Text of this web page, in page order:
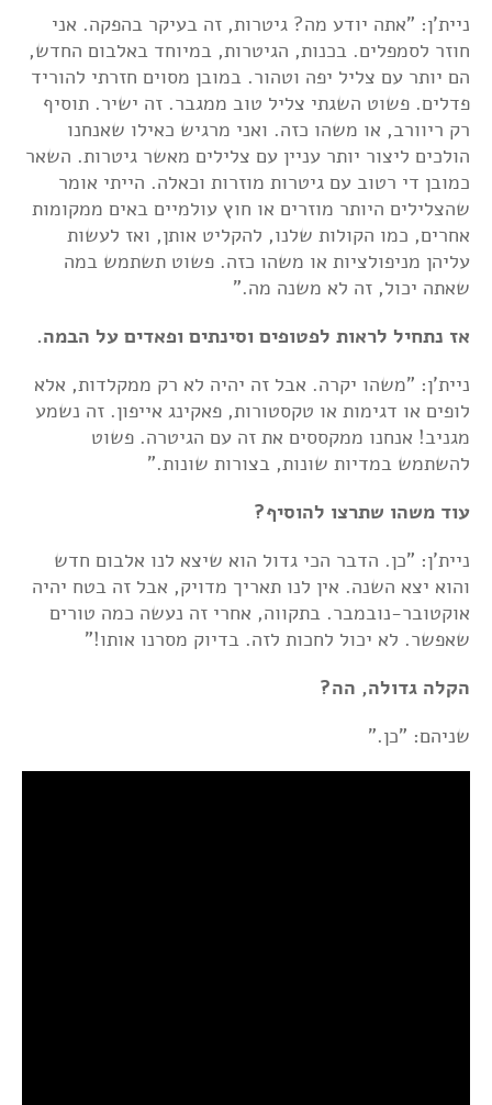
ניית'ן: "אתה יודע מה? גיטרות, זה בעיקר בהפקה. אני
חוזר לסמפלים. בכנות, הגיטרות, במיוחד באלבום החדש,
הם יותר עם צליל יפה וטהור. במובן מסוים חזרתי להוריד
פדלים. פשוט השגתי צליל טוב ממגבר. זה ישיר. תוסיף
רק ריוורב, או משהו כזה. ואני מרגיש כאילו שאנחנו
הולכים ליצור יותר עניין עם צלילים מאשר גיטרות. השאר
כמובן די רטוב עם גיטרות מוזרות וכאלה. הייתי אומר
שהצלילים היותר מוזרים או חוץ עולמיים באים ממקומות
אחרים, כמו הקולות שלנו, להקליט אותן, ואז לעשות
עליהן מניפולציות או משהו כזה. פשוט תשתמש במה
שאתה יכול, זה לא משנה מה."
אז נתחיל לראות לפטופים וסינתים ופאדים על הבמה.
ניית'ן: "משהו יקרה. אבל זה יהיה לא רק ממקלדות, אלא
לופים או דגימות או טקסטורות, פאקינג אייפון. זה נשמע
מגניב! אנחנו ממקססים את זה עם הגיטרה. פשוט
להשתמש במדיות שונות, בצורות שונות."
עוד משהו שתרצו להוסיף?
ניית'ן: "כן. הדבר הכי גדול הוא שיצא לנו אלבום חדש
והוא יצא השנה. אין לנו תאריך מדויק, אבל זה בטח יהיה
אוקטובר-נובמבר. בתקווה, אחרי זה נעשה כמה טורים
שאפשר. לא יכול לחכות לזה. בדיוק מסרנו אותו!"
הקלה גדולה, הה?
שניהם: "כן."